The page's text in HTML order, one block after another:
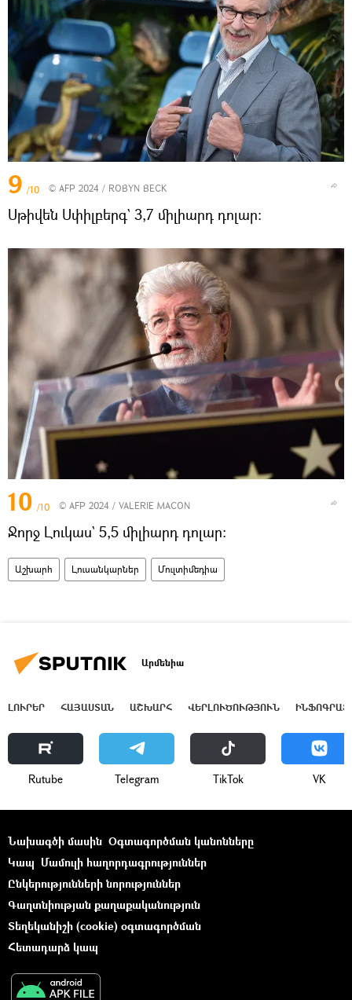
9 /10 © AFP 2024 / ROBYN BECK
Սթիվեն Սփիլբերգ` 3,7 միլիարդ դոլար։
10 /10 © AFP 2024 / VALERIE MACON
Ջորջ Լուկաս` 5,5 միլիարդ դոլար։
Աշխարհ Լուսանկարներ Մուլտիմեդիա
Արմենիա
ԼՈՒՐԵՐ ՀԱՅԱՍՏԱՆ ԱՇԽԱՐՀ ՎԵՐԼՈՒԾՈՒԹՅՈՒՆ
Rutube Telegram ТikТоk VK
Նախագծի մասին Օգտագործման կանոնները
Կապ Մամուլի հաղորդագրություններ
Ընկերությունների նորություններ
Գաղտնիության քաղաքականություն
Տեղեկանիշի (cookie) օգտագործման
Հետադարձ կապ